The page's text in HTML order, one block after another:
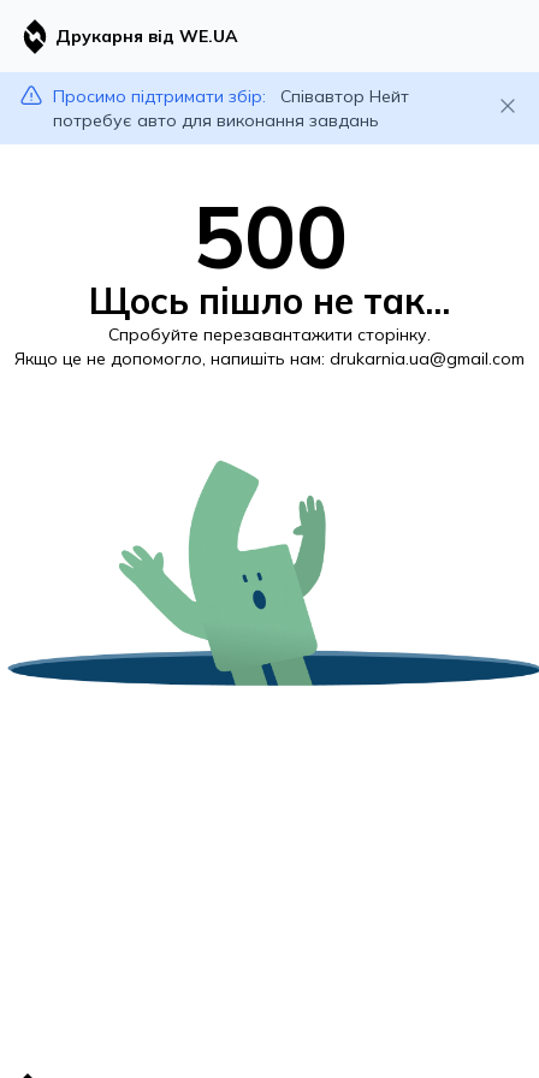
Друкарня від WE.UA
Просимо підтримати збір:
Співавтор Нейт
потребує авто для виконання завдань
500
Щось пішло не так...
Спробуйте перезавантажити сторінку.
Якщо це не допомогло, напишіть нам: drukarnia.ua@gmail.com